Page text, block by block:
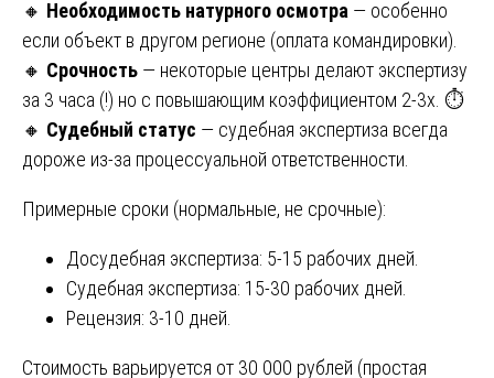
🔸 Необходимость натурного осмотра — особенно
если объект в другом регионе (оплата командировки).
🔸 Срочность — некоторые центры делают экспертизу
за 3 часа (!) но с повышающим коэффициентом 2-3x. ⏱️
🔸 Судебный статус — судебная экспертиза всегда
дороже из-за процессуальной ответственности.
Примерные сроки (нормальные, не срочные):
Досудебная экспертиза: 5-15 рабочих дней.
Судебная экспертиза: 15-30 рабочих дней.
Рецензия: 3-10 дней.
Стоимость варьируется от 30 000 рублей (простая